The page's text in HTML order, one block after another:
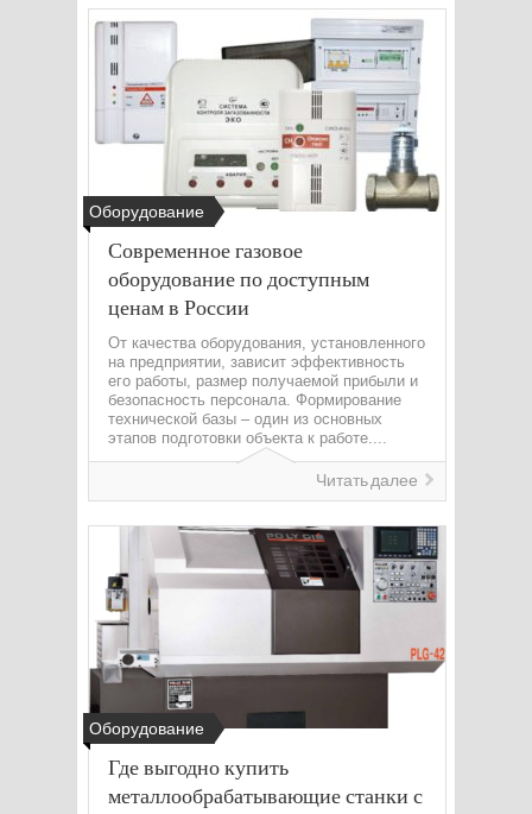
Оборудование
Современное газовое
оборудование по доступным
ценам в России
От качества оборудования, установленного
на предприятии, зависит эффективность
его работы, размер получаемой прибыли и
безопасность персонала. Формирование
технической базы – один из основных
этапов подготовки объекта к работе....
Читать далее
Оборудование
Где выгодно купить
металлообрабатывающие станки с